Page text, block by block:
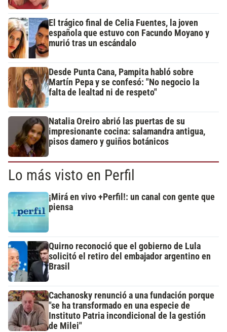
El trágico final de Celia Fuentes, la joven
española que estuvo con Facundo Moyano y
murió tras un escándalo
Desde Punta Cana, Pampita habló sobre
Martín Pepa y se confesó: "No negocio la
falta de lealtad ni de respeto"
Natalia Oreiro abrió las puertas de su
impresionante cocina: salamandra antigua,
pisos damero y guiños botánicos
Lo más visto en Perfil
¡Mirá en vivo +Perfil!: un canal con gente que
piensa
Quirno reconoció que el gobierno de Lula
solicitó el retiro del embajador argentino en
Brasil
Cachanosky renunció a una fundación porque
"se ha transformado en una especie de
Instituto Patria incondicional de la gestión
de Milei"